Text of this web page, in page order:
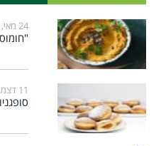
24 מאי, 2026
11 דצמבר, 2025